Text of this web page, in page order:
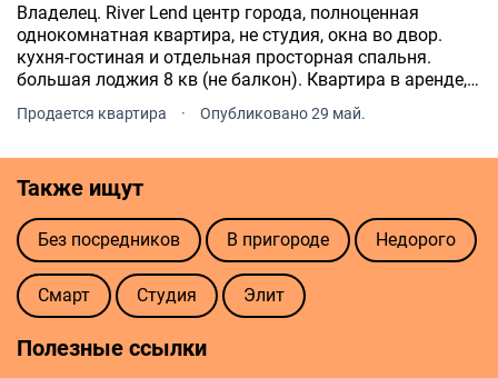
Владелец. River Lend центр города, полноценная
однокомнатная квартира, не студия, окна во двор.
кухня-гостиная и отдельная просторная спальня.
большая лоджия 8 кв (не балкон). Квартира в аренде,
если нужно, скину.
Продается квартира · Опубликовано 29 май.
Также ищут
Без посредников В пригороде Недорого
Смарт Студия Элит
Полезные ссылки